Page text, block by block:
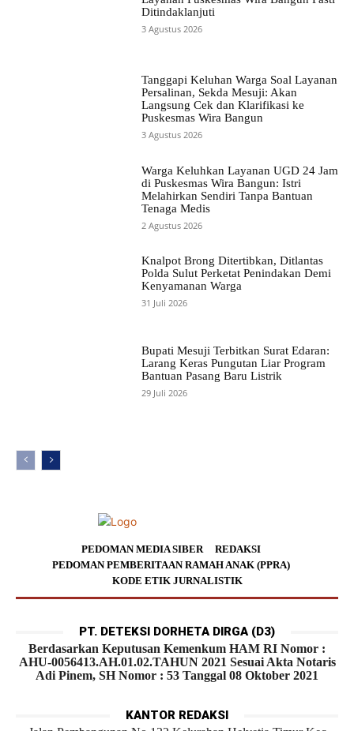
Ditindaklanjuti
3 Agustus 2026
Tanggapi Keluhan Warga Soal Layanan
Persalinan, Sekda Mesuji: Akan
Langsung Cek dan Klarifikasi ke
Puskesmas Wira Bangun
3 Agustus 2026
Warga Keluhkan Layanan UGD 24 Jam
di Puskesmas Wira Bangun: Istri
Melahirkan Sendiri Tanpa Bantuan
Tenaga Medis
2 Agustus 2026
Knalpot Brong Ditertibkan, Ditlantas
Polda Sulut Perketat Penindakan Demi
Kenyamanan Warga
31 Juli 2026
Bupati Mesuji Terbitkan Surat Edaran:
Larang Keras Pungutan Liar Program
Bantuan Pasang Baru Listrik
29 Juli 2026
PEDOMAN MEDIA SIBER
REDAKSI
PEDOMAN PEMBERITAAN RAMAH ANAK (PPRA)
KODE ETIK JURNALISTIK
PT. DETEKSI DORHETA DIRGA (D3)
Berdasarkan Keputusan Kemenkum HAM RI Nomor :
AHU-0056413.AH.01.02.TAHUN 2021 Sesuai Akta Notaris
Adi Pinem, SH Nomor : 53 Tanggal 08 Oktober 2021
KANTOR REDAKSI